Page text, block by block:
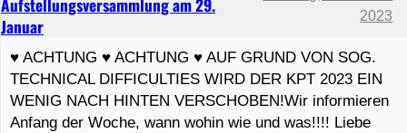
Aufstellungsversammlung am 29.
Januar
2023
♥ ACHTUNG ♥ ACHTUNG ♥ AUF GRUND VON SOG.
TECHNICAL DIFFICULTIES WIRD DER KPT 2023 EIN
WENIG NACH HINTEN VERSCHOBEN!Wir informieren
Anfang der Woche, wann wohin wie und was!!!! Liebe